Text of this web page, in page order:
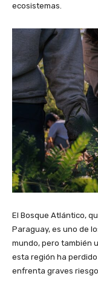
ecosistemas.
El Bosque Atlántico,
Paraguay, es uno de
mundo, pero también
esta región ha
enfrenta graves